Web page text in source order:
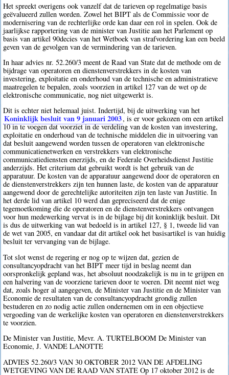
Het spreekt overigens ook vanzelf dat de tarieven op regelmatige basis
geëvalueerd zullen worden. Zowel het BIPT als de Commissie voor de
modernisering van de rechterlijke orde kan daar een rol in spelen. Ook de
jaarlijkse rapportering van de minister van Justitie aan het Parlement op
basis van artikel 90decies van het Wetboek van strafvordering kan een beeld
geven van de gevolgen van de vermindering van de tarieven.
In haar advies nr. 52.260/3 meent de Raad van State dat de methode om de
bijdrage van operatoren en dienstenverstrekkers in de kosten van
investering, exploitatie en onderhoud van de technische en administratieve
maatregelen te bepalen, zoals voorzien in artikel 127 van de wet op de
elektronische communicatie, nog niet uitgewerkt is.
Dit is echter niet helemaal juist. Indertijd, bij de uitwerking van het
Koninklijk besluit van 9 januari 2003, is er voor gekozen om een artikel
10 in te voegen dat voorziet in de verdeling van de kosten van investering,
exploitatie en onderhoud van de technische middelen die in uitvoering van
dat besluit aangewend worden tussen de operatoren van elektronische
communicatienetwerken en verstrekkers van elektronische
communicatiediensten enerzijds, en de Federale Overheidsdienst Justitie
anderzijds. Het criterium dat gebruikt wordt is het gebruik van de
apparatuur. De kosten van de apparatuur aangewend door de operatoren en
de dienstenverstrekkers zijn ten hunnen laste, de kosten van de apparatuur
aangewend door de gerechtelijke autoriteiten zijn ten laste van Justitie. In
het derde lid van artikel 10 werd dan gepreciseerd dat de enige
tegemoetkoming die de operatoren en de dienstenverstrekkers ontvangen
voor hun medewerking vervat is in de bijlage bij dit koninklijk besluit. Dit
is dus de uitwerking van wat bedoeld is in artikel 127, § 1, tweede lid van
de wet van 2005, en vandaar dat dit artikel ook het basisartikel is van huidig
besluit ter vervanging van de bijlage.
Tot slot wenst de regering er nog op te wijzen dat, gezien de
consultancyopdracht van het BIPT meer tijd in beslag neemt dan
oorspronkelijk gepland was, het absoluut noodzakelijk is nu in te grijpen en
een halvering van de voorziene tarieven door te voeren. Dit neemt niet weg
dat, zoals hoger al aangegeven, de Minister van Justitie en de Minister van
Economie de resultaten van de consultancyopdracht grondig zullen
bestuderen en zo nodig actie zullen ondernemen om in een objectieve
vergoeding van de werkelijke kosten van operatoren en dienstenverstrekkers
te voorzien.
De Minister van Justitie, Mevr. A. TURTELBOOM De Minister van
Economie, J. VANDE LANOTTE
ADVIES 52.260/3 VAN 30 OKTOBER 2012 VAN DE AFDELING
WETGEVING VAN DE RAAD VAN STATE Op 17 oktober 2012 is de